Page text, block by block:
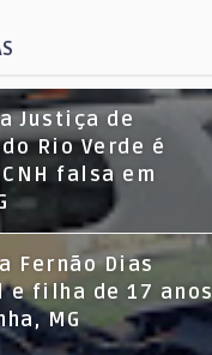
Justiça de
Rio Verde é
falsa em
Fernão Dias
e filha de 17 anos
MG